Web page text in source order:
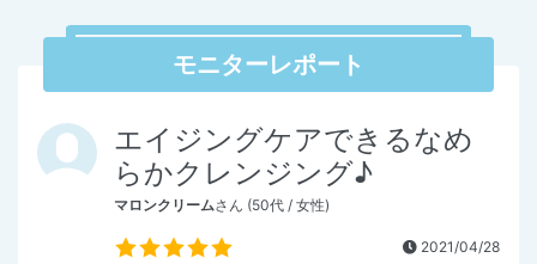
モニターレポート
エイジングケアできるなめ
らかクレンジング♪
マロンクリームさん (50代 / 女性)
2021/04/28